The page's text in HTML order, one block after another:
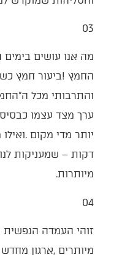
03‭ ‬
‬מיותרות‭.‬
04‭ ‬